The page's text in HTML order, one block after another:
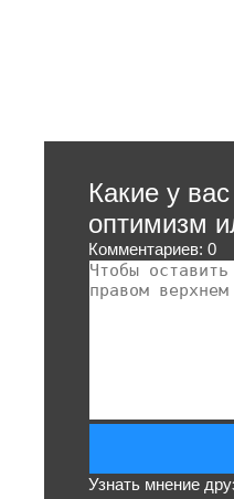
Какие у
оптимизм
Комментариев: 0
Узнать мнение